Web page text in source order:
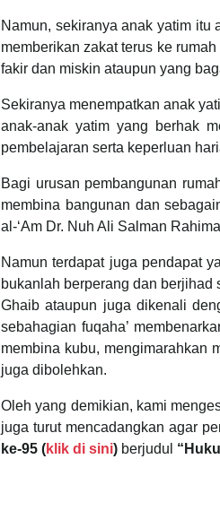
Namun, sekiranya anak yatim itu
memberikan zakat terus ke
fakir dan miskin ataupun yang
Sekiranya menempatkan anak
anak-anak yatim yang berhak
pembelajaran serta keperluan
Bagi urusan pembangunan
membina bangunan dan
al-‘Am Dr. Nuh Ali Salman
Namun terdapat juga pendapat
bukanlah berperang dan berjihad
Ghaib ataupun juga dikenali
sebahagian fuqaha’
membina kubu, mengimarahkan
juga dibolehkan.
Oleh yang demikian, kami
juga turut mencadangkan agar
ke-95 (klik di sini) berjudul